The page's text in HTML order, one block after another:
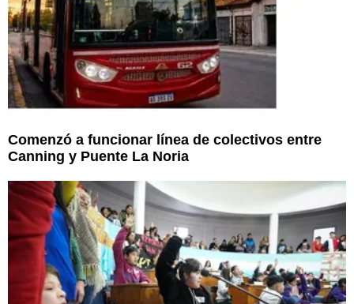
Comenzó a funcionar línea de colectivos entre
Canning y Puente La Noria